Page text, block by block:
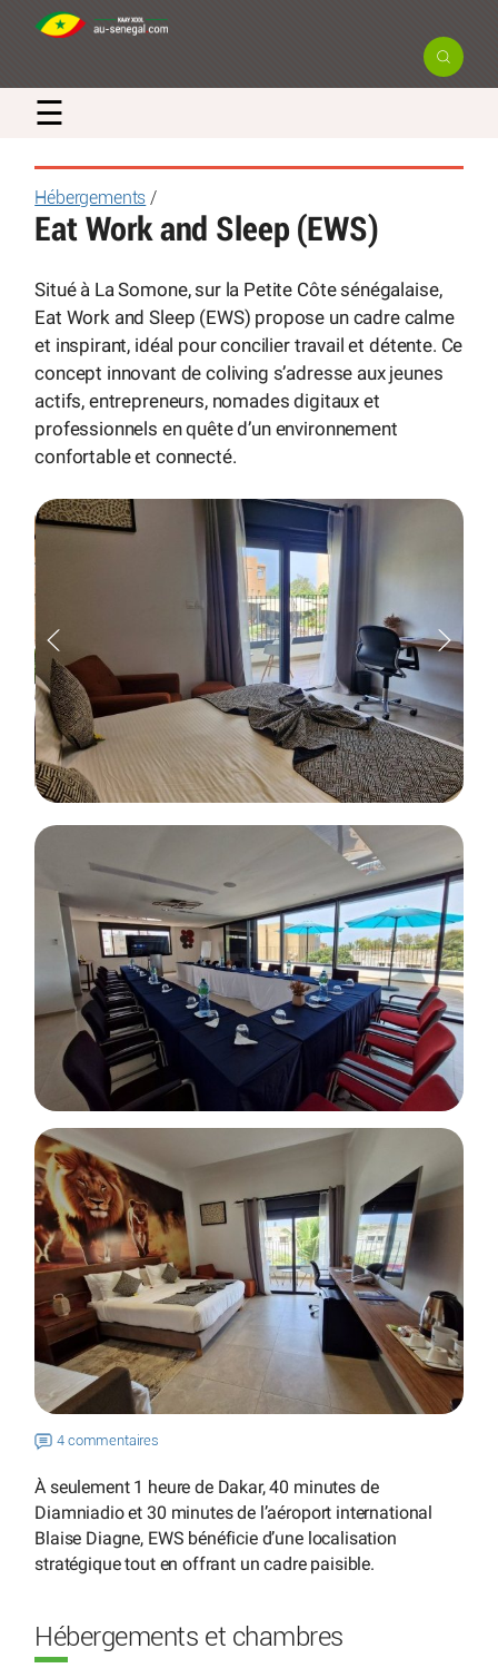
☰
Hébergements /
Eat Work and Sleep (EWS)
Situé à La Somone, sur la Petite Côte sénégalaise,
Eat Work and Sleep (EWS) propose un cadre calme
et inspirant, idéal pour concilier travail et détente. Ce
concept innovant de coliving s’adresse aux jeunes
actifs, entrepreneurs, nomades digitaux et
professionnels en quête d’un environnement
confortable et connecté.
4 commentaires
À seulement 1 heure de Dakar, 40 minutes de
Diamniadio et 30 minutes de l’aéroport international
Blaise Diagne, EWS bénéficie d’une localisation
stratégique tout en offrant un cadre paisible.
Hébergements et chambres
×
Recevez en exclusivité les actualités
et bons plans du Sénégal